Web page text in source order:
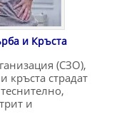
и Кръста
(СЗО),
кръста страдат
и